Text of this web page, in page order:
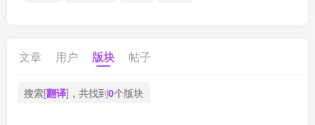
文章 用户 版块 帖子
搜索[翻译]，共找到0个版块